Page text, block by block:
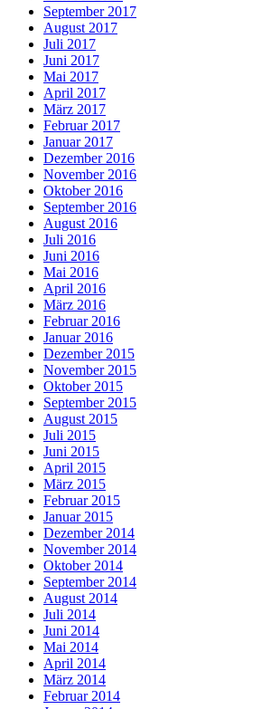
September 2017
August 2017
Juli 2017
Juni 2017
Mai 2017
April 2017
März 2017
Februar 2017
Januar 2017
Dezember 2016
November 2016
Oktober 2016
September 2016
August 2016
Juli 2016
Juni 2016
Mai 2016
April 2016
März 2016
Februar 2016
Januar 2016
Dezember 2015
November 2015
Oktober 2015
September 2015
August 2015
Juli 2015
Juni 2015
April 2015
März 2015
Februar 2015
Januar 2015
Dezember 2014
November 2014
Oktober 2014
September 2014
August 2014
Juli 2014
Juni 2014
Mai 2014
April 2014
März 2014
Februar 2014